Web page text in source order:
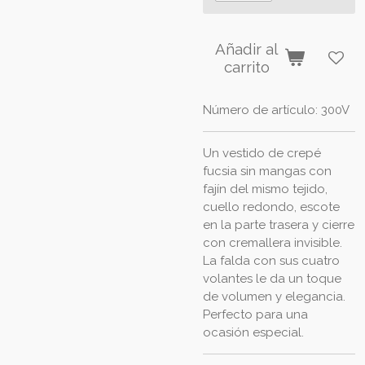
Añadir al
carrito
Número de artículo: 300V
Un vestido de crepé
fucsia sin mangas con
fajín del mismo tejido,
cuello redondo, escote
en la parte trasera y cierre
con cremallera invisible.
La falda con sus cuatro
volantes le da un toque
de volumen y elegancia.
Perfecto para una
ocasión especial.